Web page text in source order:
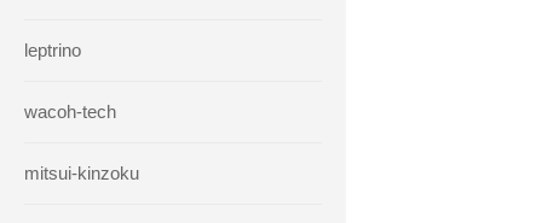
leptrino
wacoh-tech
mitsui-kinzoku